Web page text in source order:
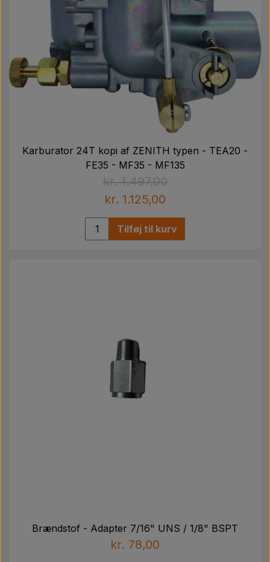
Karburator 24T kopi af ZENITH typen - TEA20 -
FE35 - MF35 - MF135
kr. 1.497,00
kr. 1.125,00
Tilføj til kurv
Brændstof - Adapter 7/16" UNS / 1/8" BSPT
kr. 78,00